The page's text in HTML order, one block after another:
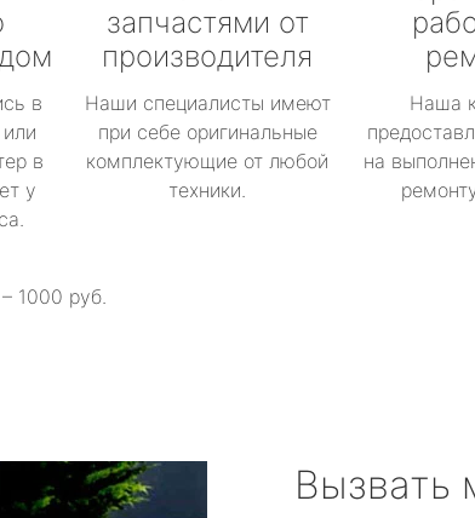
в
в
у
запчастями от
производителя
Наши специалисты имеют
при себе оригинальные
комплектующие от любой
техники.
Наша
на
1000 руб.
Вызвать